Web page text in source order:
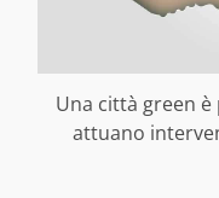
Una città green
attuano